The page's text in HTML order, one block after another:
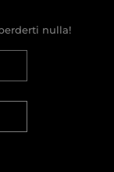
nulla!